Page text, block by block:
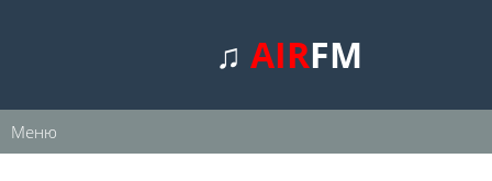
♫AIRFM
Меню